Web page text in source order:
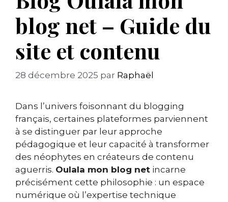
blog net – Guide du
site et contenu
28 décembre 2025 par Raphaël
Dans l’univers foisonnant du blogging
français, certaines plateformes parviennent
à se distinguer par leur approche
pédagogique et leur capacité à transformer
des néophytes en créateurs de contenu
aguerris. Oulala mon blog net incarne
précisément cette philosophie : un espace
numérique où l’expertise technique